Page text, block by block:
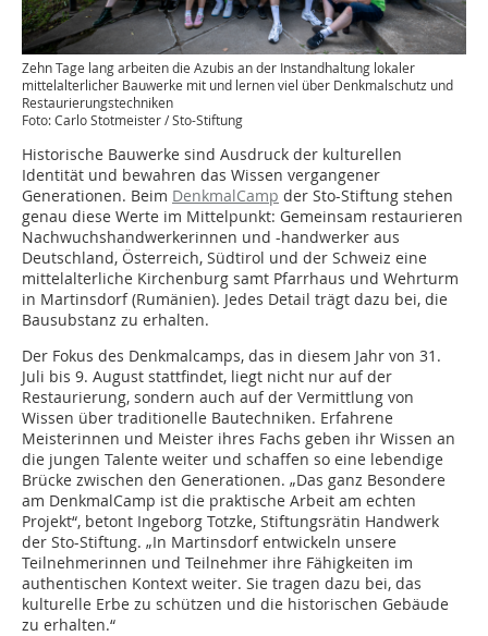
Zehn Tage lang arbeiten die Azubis an der Instandhaltung lokaler
mittelalterlicher Bauwerke mit und lernen viel über Denkmalschutz und
Restaurierungstechniken
Foto: Carlo Stotmeister / Sto-Stiftung
Historische Bauwerke sind Ausdruck der kulturellen
Identität und bewahren das Wissen vergangener
Generationen. Beim DenkmalCamp der Sto-Stiftung stehen
genau diese Werte im Mittelpunkt: Gemeinsam restaurieren
Nachwuchshandwerkerinnen und -handwerker aus
Deutschland, Österreich, Südtirol und der Schweiz eine
mittelalterliche Kirchenburg samt Pfarrhaus und Wehrturm
in Martinsdorf (Rumänien). Jedes Detail trägt dazu bei, die
Bausubstanz zu erhalten.
Der Fokus des Denkmalcamps, das in diesem Jahr von 31.
Juli bis 9. August stattfindet, liegt nicht nur auf der
Restaurierung, sondern auch auf der Vermittlung von
Wissen über traditionelle Bautechniken. Erfahrene
Meisterinnen und Meister ihres Fachs geben ihr Wissen an
die jungen Talente weiter und schaffen so eine lebendige
Brücke zwischen den Generationen. „Das ganz Besondere
am DenkmalCamp ist die praktische Arbeit am echten
Projekt“, betont Ingeborg Totzke, Stiftungsrätin Handwerk
der Sto-Stiftung. „In Martinsdorf entwickeln unsere
Teilnehmerinnen und Teilnehmer ihre Fähigkeiten im
authentischen Kontext weiter. Sie tragen dazu bei, das
kulturelle Erbe zu schützen und die historischen Gebäude
zu erhalten.“